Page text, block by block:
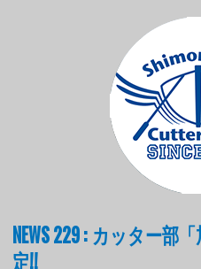
NEWS 229 : カッター部
定!!